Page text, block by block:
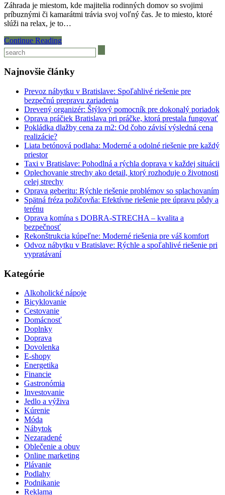
Záhrada je miestom, kde majitelia rodinných domov so svojimi
príbuznými či kamarátmi trávia svoj voľný čas. Je to miesto, ktoré
slúži na relax, je to…
Continue Reading
Najnovšie články
Prevoz nábytku v Bratislave: Spoľahlivé riešenie pre
bezpečnú prepravu zariadenia
Drevený organizér: Štýlový pomocník pre dokonalý poriadok
Oprava práčiek Bratislava pri práčke, ktorá prestala fungovať
Pokládka dlažby cena za m2: Od čoho závisí výsledná cena
realizácie?
Liata betónová podlaha: Moderné a odolné riešenie pre každý
priestor
Taxi v Bratislave: Pohodlná a rýchla doprava v každej situácii
Oplechovanie strechy ako detail, ktorý rozhoduje o životnosti
celej strechy
Oprava geberitu: Rýchle riešenie problémov so splachovaním
Spätná fréza požičovňa: Efektívne riešenie pre úpravu pôdy a
terénu
Oprava komína s DOBRA-STRECHA – kvalita a
bezpečnosť
Rekonštrukcia kúpeľne: Moderné riešenia pre váš komfort
Odvoz nábytku v Bratislave: Rýchle a spoľahlivé riešenie pri
vypratávaní
Kategórie
Alkoholické nápoje
Bicyklovanie
Cestovanie
Domácnosť
Doplnky
Doprava
Dovolenka
E-shopy
Energetika
Financie
Gastronómia
Investovanie
Jedlo a výživa
Kúrenie
Móda
Nábytok
Nezaradené
Oblečenie a obuv
Online marketing
Plávanie
Podlahy
Podnikanie
Reklama